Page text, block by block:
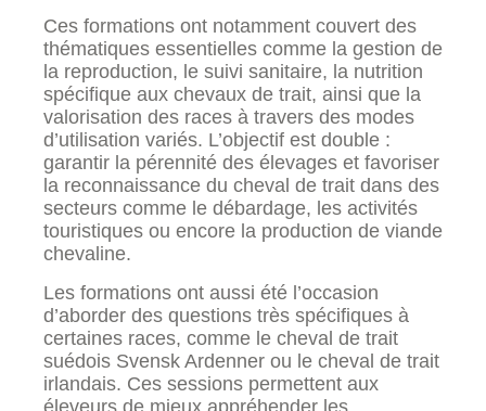
Ces formations ont notamment couvert des
thématiques essentielles comme la gestion de
la reproduction, le suivi sanitaire, la nutrition
spécifique aux chevaux de trait, ainsi que la
valorisation des races à travers des modes
d’utilisation variés. L’objectif est double :
garantir la pérennité des élevages et favoriser
la reconnaissance du cheval de trait dans des
secteurs comme le débardage, les activités
touristiques ou encore la production de viande
chevaline.
Les formations ont aussi été l’occasion
d’aborder des questions très spécifiques à
certaines races, comme le cheval de trait
suédois Svensk Ardenner ou le cheval de trait
irlandais. Ces sessions permettent aux
éleveurs de mieux appréhender les